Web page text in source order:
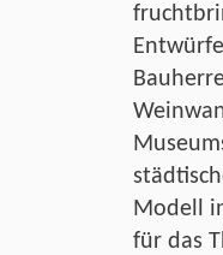
Modell
für das